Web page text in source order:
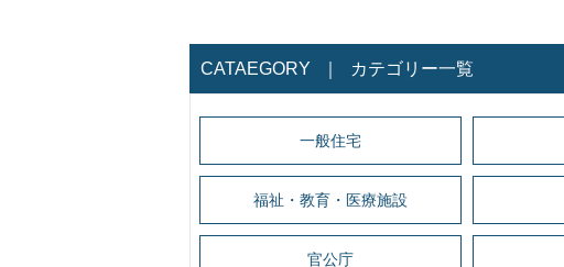
CATAEGORY カテゴリー一覧
一般住宅
福祉・教育・医療施設
官公庁